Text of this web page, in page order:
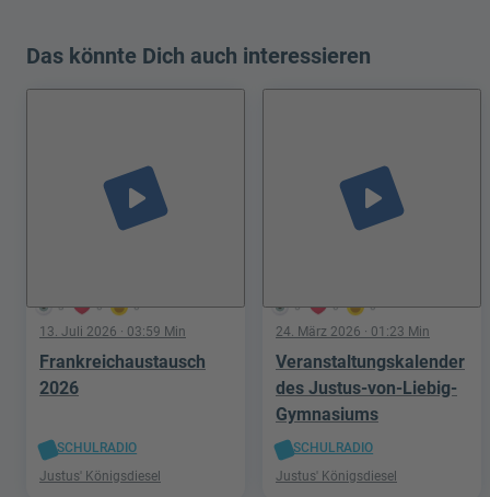
Das könnte Dich auch interessieren
3 0 0
play_arrow
13. Juli 2026 · 03:59 Min
Frankreichaustausch
2026
SCHULRADIO
Justus' Königsdiesel
5 0 0
play_arrow
24. März 2026 · 01:23 Min
Veranstaltungskalender
des Justus-von-Liebig-
Gymnasiums
SCHULRADIO
Justus' Königsdiesel